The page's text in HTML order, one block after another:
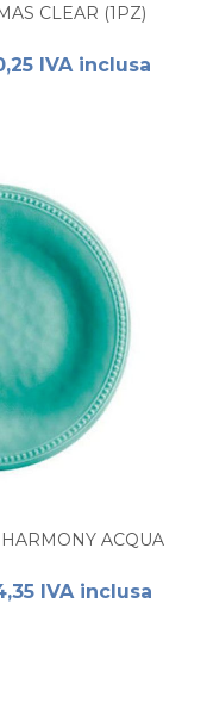
CLEAR (1PZ)
IVA inclusa
ACQUA
IVA inclusa